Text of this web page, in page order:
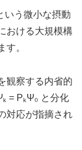
う微小な摂動
おける大規模構
す。
観察する内省的
= PₖΨ₀ と分化
対応が指摘され